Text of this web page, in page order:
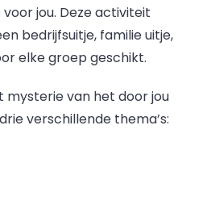
jou. Deze activiteit
bedrijfsuitje, familie uitje,
elke groep geschikt.
mysterie van het door jou
verschillende thema’s: